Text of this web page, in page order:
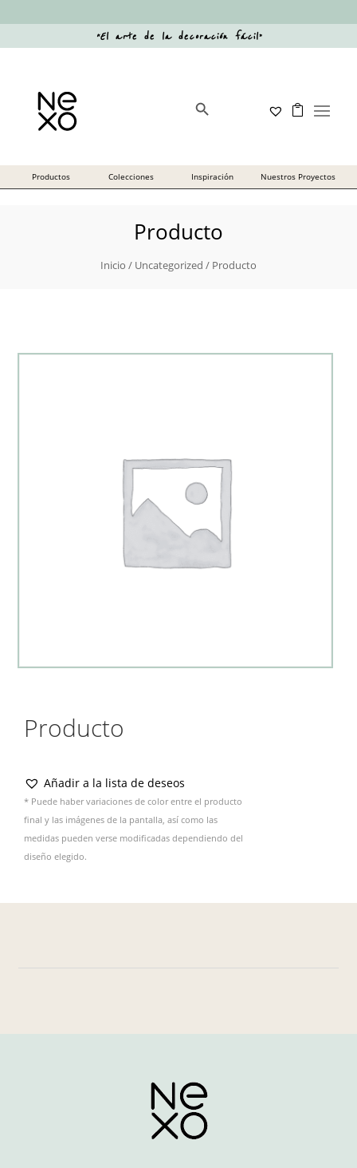
“El arte de la decoración fácil”
Producto
Inicio / Uncategorized / Producto
Producto
Añadir a la lista de deseos
* Puede haber variaciones de color entre el producto
final y las imágenes de la pantalla, así como las
medidas pueden verse modificadas dependiendo del
diseño elegido.